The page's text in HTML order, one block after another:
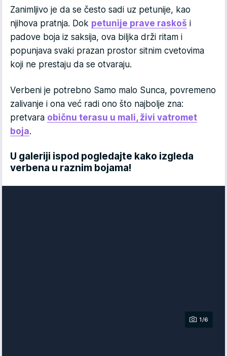
Zanimljivo je da se često sadi uz petunije, kao
njihova pratnja. Dok petunije prave raskoš i
padove boja iz saksija, ova biljka drži ritam i
popunjava svaki prazan prostor sitnim cvetovima
koji ne prestaju da se otvaraju.
Verbeni je potrebno Samo malo Sunca, povremeno
zalivanje i ona već radi ono što najbolje zna:
pretvara običnu terasu u mali, živi vatromet
boja.
U galeriji ispod pogledajte kako izgleda
verbena u raznim bojama!
1/6